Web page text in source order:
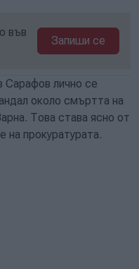
във
Запиши се
Сарафов лично се
около смъртта на
Това става ясно от
на прокуратурата.